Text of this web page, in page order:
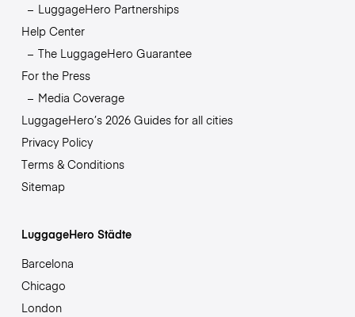
LuggageHero Partnerships
Help Center
The LuggageHero Guarantee
For the Press
Media Coverage
LuggageHero’s 2026 Guides for all cities
Privacy Policy
Terms & Conditions
Sitemap
LuggageHero Städte
Barcelona
Chicago
London